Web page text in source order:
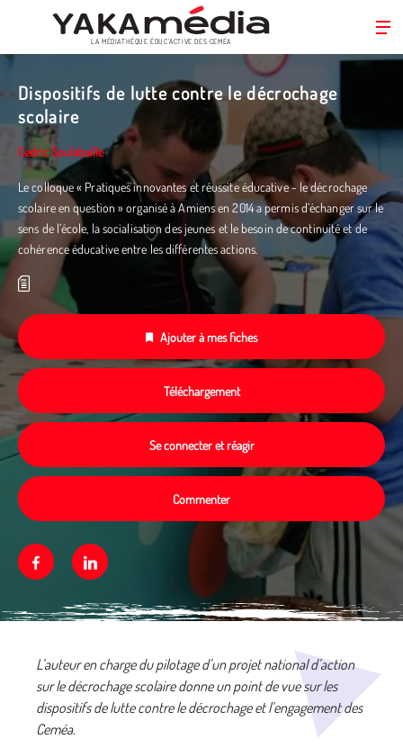
Aller
contenu
principal
LA MÉDIATHÈQUE ÉDUC’ACTIVE DES CEMÉA
Dispositifs de lutte contre le décrochage
scolaire
Cedric Soulabaille
Le colloque « Pratiques innovantes et réussite éducative - le décrochage
scolaire en question » organisé à Amiens en 2014 a permis d’échanger sur le
sens de l’école, la socialisation des jeunes et le besoin de continuité et de
cohérence éducative entre les différentes actions.
Ajouter à mes fiches
Téléchargement
Se connecter et réagir
Commenter
FacebookLinkedin
L’auteur en charge du pilotage d’un projet national d’action
sur le décrochage scolaire donne un point de vue sur les
dispositifs de lutte contre le décrochage et l’engagement des
Ceméa.